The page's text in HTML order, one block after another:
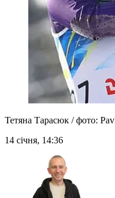
Тетяна Тарасюк / фото:
14 січня, 14:36